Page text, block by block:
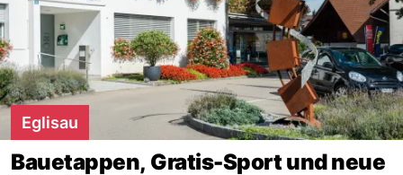
Eglisau
Bauetappen, Gratis-Sport und neue